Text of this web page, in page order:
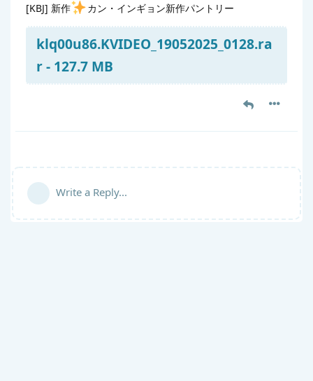
[KBJ] 新作
カン・インギョン新作パントリー
klq00u86.KVIDEO_19052025_0128.ra
r - 127.7 MB
Write a Reply...